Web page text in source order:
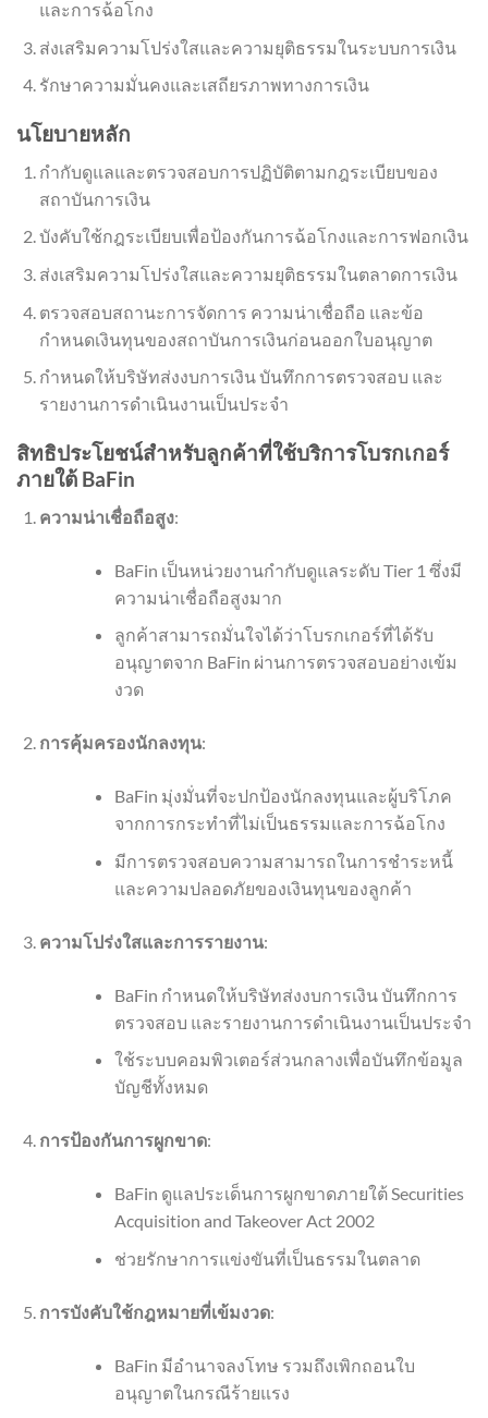
และการฉ้อโกง
ส่งเสริมความโปร่งใสและความยุติธรรมในระบบการเงิน
รักษาความมั่นคงและเสถียรภาพทางการเงิน
นโยบายหลัก
กำกับดูแลและตรวจสอบการปฏิบัติตามกฎระเบียบของ
สถาบันการเงิน
บังคับใช้กฎระเบียบเพื่อป้องกันการฉ้อโกงและการฟอกเงิน
ส่งเสริมความโปร่งใสและความยุติธรรมในตลาดการเงิน
ตรวจสอบสถานะการจัดการ ความน่าเชื่อถือ และข้อ
กำหนดเงินทุนของสถาบันการเงินก่อนออกใบอนุญาต
กำหนดให้บริษัทส่งงบการเงิน บันทึกการตรวจสอบ และ
รายงานการดำเนินงานเป็นประจำ
สิทธิประโยชน์สำหรับลูกค้าที่ใช้บริการโบรกเกอร์
ภายใต้ BaFin
ความน่าเชื่อถือสูง:
BaFin เป็นหน่วยงานกำกับดูแลระดับ Tier 1 ซึ่งมี
ความน่าเชื่อถือสูงมาก
ลูกค้าสามารถมั่นใจได้ว่าโบรกเกอร์ที่ได้รับ
อนุญาตจาก BaFin ผ่านการตรวจสอบอย่างเข้ม
งวด
การคุ้มครองนักลงทุน:
BaFin มุ่งมั่นที่จะปกป้องนักลงทุนและผู้บริโภค
จากการกระทำที่ไม่เป็นธรรมและการฉ้อโกง
มีการตรวจสอบความสามารถในการชำระหนี้
และความปลอดภัยของเงินทุนของลูกค้า
ความโปร่งใสและการรายงาน:
BaFin กำหนดให้บริษัทส่งงบการเงิน บันทึกการ
ตรวจสอบ และรายงานการดำเนินงานเป็นประจำ
ใช้ระบบคอมพิวเตอร์ส่วนกลางเพื่อบันทึกข้อมูล
บัญชีทั้งหมด
การป้องกันการผูกขาด:
BaFin ดูแลประเด็นการผูกขาดภายใต้ Securities
Acquisition and Takeover Act 2002
ช่วยรักษาการแข่งขันที่เป็นธรรมในตลาด
การบังคับใช้กฎหมายที่เข้มงวด:
BaFin มีอำนาจลงโทษ รวมถึงเพิกถอนใบ
อนุญาตในกรณีร้ายแรง